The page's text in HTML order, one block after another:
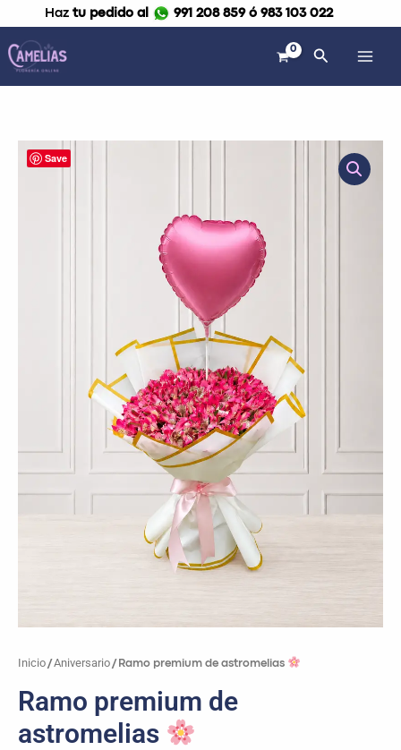
al
contenido
Haz tu pedido al 991 208 859 ó 983 103 022
Buscar
Inicio /Aniversario / Ramo premium de astromelias
Ramo premium de
astromelias
Ramo
premium
Save